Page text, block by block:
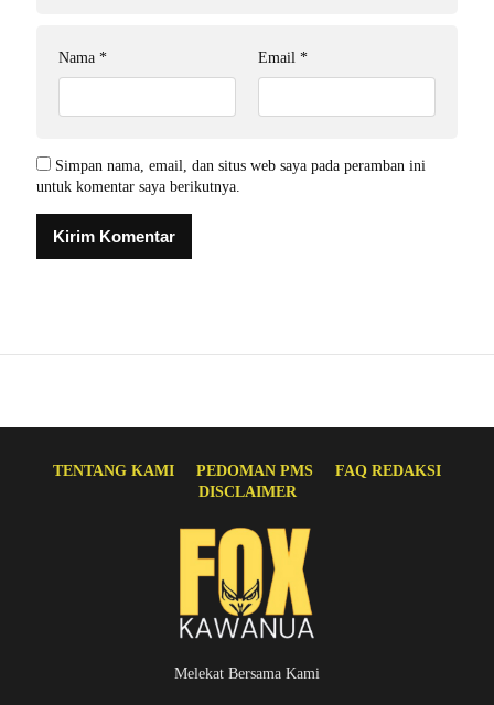
Nama * Email *
Simpan nama, email, dan situs web saya pada peramban ini
untuk komentar saya berikutnya.
TENTANG KAMI PEDOMAN PMS
FAQ REDAKSI
DISCLAIMER
Melekat Bersama Kami